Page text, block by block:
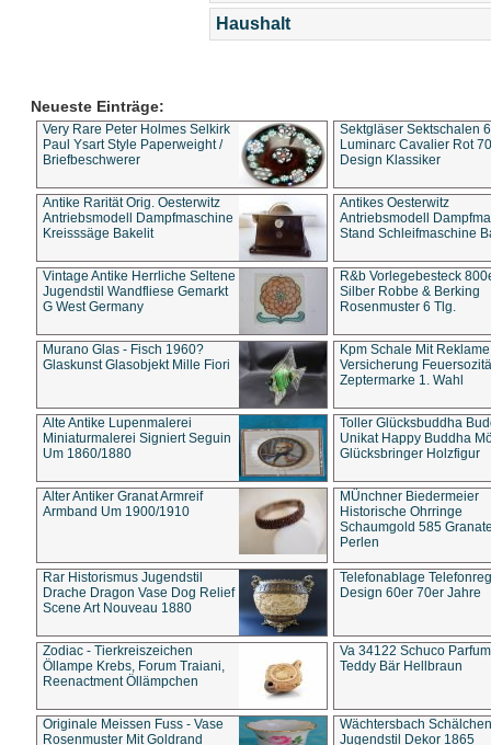
Haushalt
Neueste Einträge:
Very Rare Peter Holmes Selkirk
Paul Ysart Style Paperweight /
Briefbeschwerer
Sektgläser Sektschalen
Luminarc Cavalier Rot
Design Klassiker
Antike Rarität Orig. Oesterwitz
Antriebsmodell Dampfmaschine
Kreisssäge Bakelit
Antikes Oesterwitz
Antriebsmodell
Stand Schleifmaschine
Vintage Antike Herrliche Seltene
Jugendstil Wandfliese Gemarkt
G West Germany
R&b Vorlegebesteck
Silber Robbe & Berking
Rosenmuster 6 Tlg.
Murano Glas - Fisch 1960?
Glaskunst Glasobjekt Mille Fiori
Kpm Schale Mit Reklame
Versicherung
Zeptermarke 1. Wahl
Alte Antike Lupenmalerei
Miniaturmalerei Signiert Seguin
Um 1860/1880
Toller Glücksbuddha
Unikat Happy Buddha
Glücksbringer Holzfigur
Alter Antiker Granat Armreif
Armband Um 1900/1910
MÜnchner Biedermeier
Historische Ohrringe
Schaumgold 585
Perlen
Rar Historismus Jugendstil
Drache Dragon Vase Dog Relief
Scene Art Nouveau 1880
Telefonablage
Design 60er 70er Jahre
Zodiac - Tierkreiszeichen
Öllampe Krebs, Forum Traiani,
Reenactment Öllämpchen
Va 34122 Schuco
Teddy Bär Hellbraun
Originale Meissen Fuss - Vase
Rosenmuster Mit Goldrand
Wächtersbach Schälchen
Jugendstil Dekor 1865